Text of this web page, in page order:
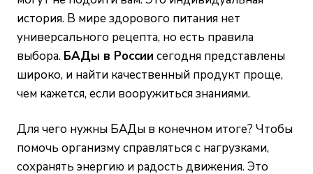
история. В мире здорового питания нет
универсального рецепта, но есть правила
выбора. БАДы в России сегодня представлены
широко, и найти качественный продукт проще,
чем кажется, если вооружиться знаниями.
Для чего нужны БАДы в конечном итоге? Чтобы
помочь организму справляться с нагрузками,
сохранять энергию и радость движения. Это